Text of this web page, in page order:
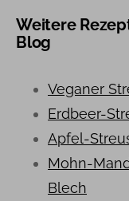
Weitere
Blog
Veganer
Erdbeer-
Apfel-
Mohn-
Blech